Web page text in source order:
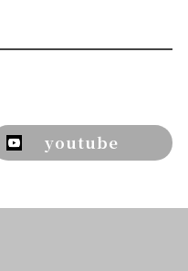
youtube